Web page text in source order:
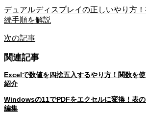
デュアルディスプレイの正しいやり方
続手順を解説
次の記事
関連記事
Excelで数値を四捨五入するやり方！関数を
紹介
Windowsの11でPDFをエクセルに変換！表
編集